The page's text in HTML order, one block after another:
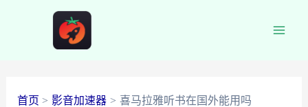
首页 影音加速器 喜马拉雅听书在国外能用吗